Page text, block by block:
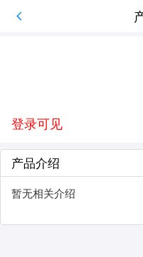
登录可见
产品介绍
暂无相关介绍